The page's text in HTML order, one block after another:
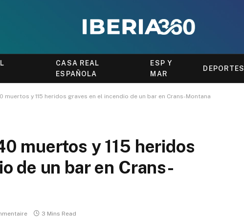
CASA REAL
ESPAÑOLA
ESP Y
MAR
DEPORTES
muertos y 115 heridos graves en el incendio de un bar en Crans-Montana
muertos y 115 heridos
de un bar en Crans-
3 Mins Read